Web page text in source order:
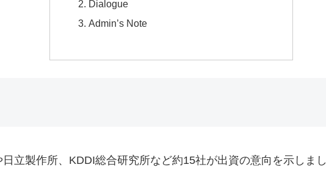
Dialogue
Admin’s Note
立製作所、KDDI総合研究所など約15社が出資の意向を示しまし